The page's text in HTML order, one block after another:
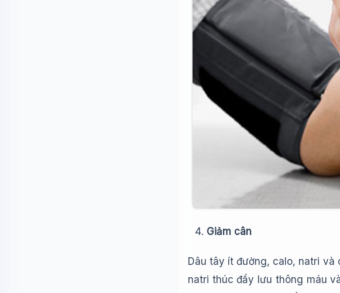
Giảm cân
Dâu tây ít đường, calo, natri và
natri thúc đẩy lưu thông máu